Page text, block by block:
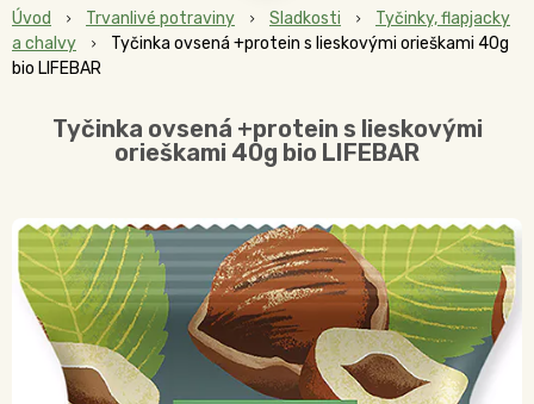
Úvod Trvanlivé potraviny Sladkosti
Tyčinky, flapjacky
a chalvy
Tyčinka ovsená +protein s lieskovými orieškami 40g
bio LIFEBAR
Tyčinka ovsená +protein s lieskovými
orieškami 40g bio LIFEBAR